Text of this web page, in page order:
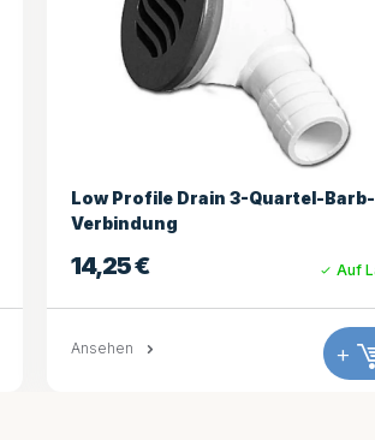
Drain Off Tap Montage 3/4
+